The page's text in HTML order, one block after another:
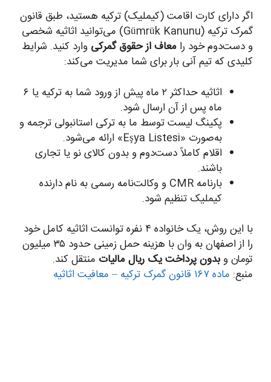
اگر دارای کارت اقامت (کیملیک) ترکیه هستید، طبق قانون
گمرک ترکیه (Gümrük Kanunu) می‌توانید اثاثیه شخصی
و دست‌دوم خود را معاف از حقوق گمرکی وارد کنید. شرایط
کلیدی که تیم آنی بار برای شما مدیریت می‌کند:
اثاثیه حداکثر ۲ ماه پیش از ورود شما به ترکیه یا ۶
ماه پس از آن ارسال شود.
پکینگ لیست توسط ما به ترکی استانبولی ترجمه و
به‌صورت «Eşya Listesi» ارائه می‌شود.
اقلام کاملاً دست‌دوم و بدون کالای نو یا تجاری
باشند.
بارنامه CMR و وکالت‌نامه رسمی به نام دارنده
کیملیک تنظیم شود.
با این روش، یک خانواده ۴ نفره توانست اثاثیه کامل خود
را از اصفهان به وان با هزینه حمل زمینی حدود ۳۵ میلیون
تومان وبدون پرداخت یک ریال مالیات منتقل کند.
منبع: ماده ۱۶۷ قانون گمرک ترکیه – معافیت اثاثیه